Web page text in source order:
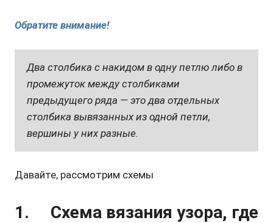
Обратите внимание!
Два столбика с накидом в одну петлю либо в
промежуток между столбиками
предыдущего ряда — это два отдельных
столбика вывязанных из одной петли,
вершины у них разные.
Давайте, рассмотрим схемы
1. Схема вязания узора, где